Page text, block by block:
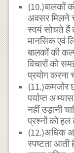
(10.)बालकों
अवसर मिलने
स्वयं सोचते हैं
मानसिक एवं
बालकों की
विचारों को
प्रयोग करना
(11.)कमजोर
पर्याप्त
नहीं उड़ानी
प्रश्नों को हल
(12.)अधिक
स्पष्टता